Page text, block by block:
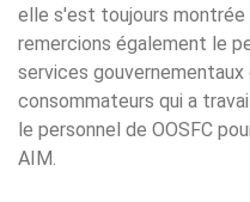
elle s'est toujours
remercions également le
services
consommateurs qui a
le personnel de OOSFC
AIM.